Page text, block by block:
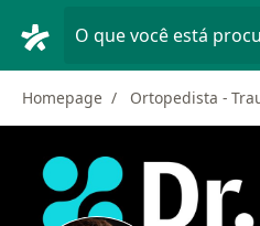
O que você está
Homepage Ortopedista -